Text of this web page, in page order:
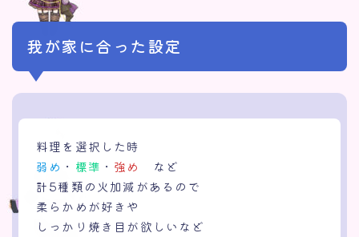
我が家に合った設定
料理を選択した時
弱め ・ 標準 ・ 強め
など
計5種類の火加減があるので
柔らかめが好きや
しっかり焼き目が欲しいなど